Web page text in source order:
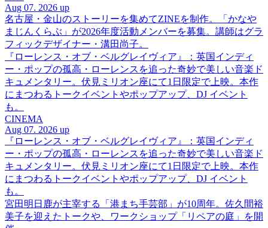
Aug 07. 2026 up
名古屋・金山のストーリーを集めてZINEを制作。「かなや
まじんくらぶ」が2026年度活動メンバーを募集。講師はグラ
フィックデザイナー・溝田尚子。
『ローレンス・オブ・ベルグレイヴィア』：英国インディ
ー・ポップの孤高・ローレンスを追った奇妙で美しい音楽ド
キュメンタリー。伏見ミリオン座にて1日限定で上映。本作
にまつわるトークイベントやポップアップ、DJ イベント
も。
CINEMA
Aug 07. 2026 up
『ローレンス・オブ・ベルグレイヴィア』：英国インディ
ー・ポップの孤高・ローレンスを追った奇妙で美しい音楽ド
キュメンタリー。伏見ミリオン座にて1日限定で上映。本作
にまつわるトークイベントやポップアップ、DJ イベント
も。
宮田明日鹿が主宰する「港まち手芸部」が10周年。佐久間裕
美子を迎えたトークや、ワークショップ「リペアの庭」を開